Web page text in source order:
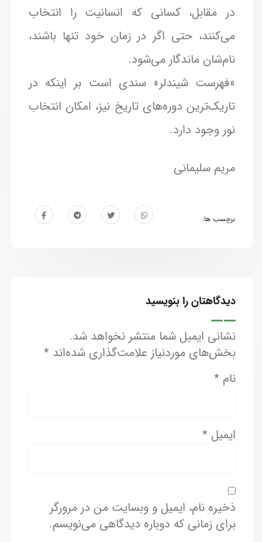
در مقابل، کسانی که انسانیت را انتخاب
می‌کنند، حتی اگر در زمان خود تنها باشند،
نام‌شان ماندگار می‌شود.
«فهرست شیندلر» سندی است بر اینکه در
تاریک‌ترین دوره‌های تاریخ نیز، امکان انتخاب
نور وجود دارد.
مریم سلیمانی
برچسب ها:
دیدگاهتان را بنویسید
نشانی ایمیل شما منتشر نخواهد شد.
بخش‌های موردنیاز علامت‌گذاری شده‌اند *
نام *
ایمیل *
ذخیره نام، ایمیل و وبسایت من در مرورگر
برای زمانی که دوباره دیدگاهی می‌نویسم.